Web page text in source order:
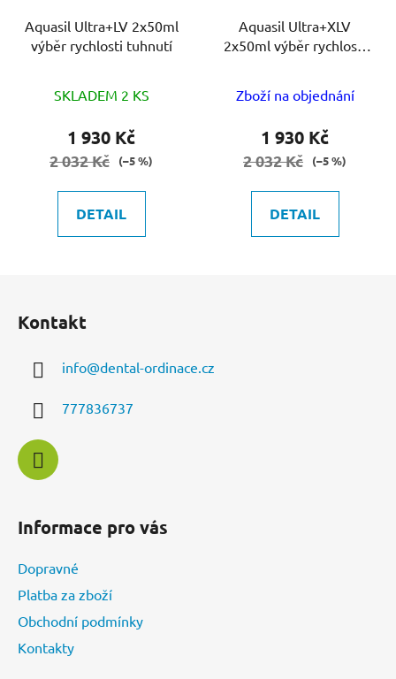
Aquasil Ultra+LV 2x50ml
výběr rychlosti tuhnutí
SKLADEM 2 KS
1 930 Kč
2 032 Kč (–5 %)
DETAIL
Aquasil Ultra+XLV
2x50ml výběr rychlosti
Zboží na objednání
1 930 Kč
2 032 Kč (–5 %)
DETAIL
Kontakt
info@dental-ordinace.cz
777836737
Informace pro vás
Dopravné
Platba za zboží
Obchodní podmínky
Kontakty